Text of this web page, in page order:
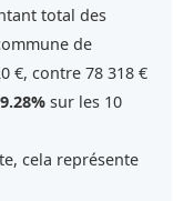
total des
de
€, contre 78 318 €
sur les 10
cela représente